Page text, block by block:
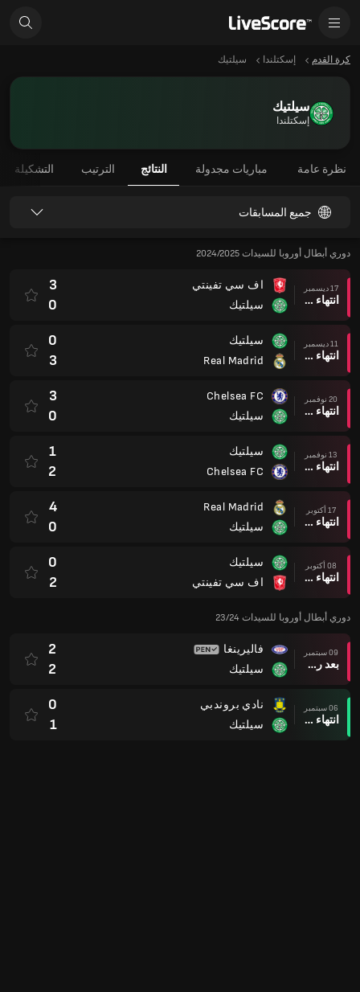
كرة القدم إسكتلندا سيلتيك
سيلتيك
إسكتلندا
نظرة عامة مباريات مجدولة النتائج الترتيب التشكيلة
جميع المسابقات
دوري أبطال أوروبا للسيدات 2024/2025
17 ديسمبر
انتهاء وقت المباراة
اف سي تفينتي
سيلتيك
3
0
11 ديسمبر
انتهاء وقت المباراة
سيلتيك
Real Madrid
0
3
20 نوفمبر
انتهاء وقت المباراة
Chelsea FC
سيلتيك
3
0
13 نوفمبر
انتهاء وقت المباراة
سيلتيك
Chelsea FC
1
2
17 أكتوبر
انتهاء وقت المباراة
Real Madrid
سيلتيك
4
0
08 أكتوبر
انتهاء وقت المباراة
سيلتيك
اف سي تفينتي
0
2
دوري أبطال أوروبا للسيدات 23/24
09 سبتمبر
بعد ركلات الترجيح
فاليرينغا
سيلتيك
2
2
06 سبتمبر
انتهاء وقت المباراة
نادي بروندبي
سيلتيك
0
1